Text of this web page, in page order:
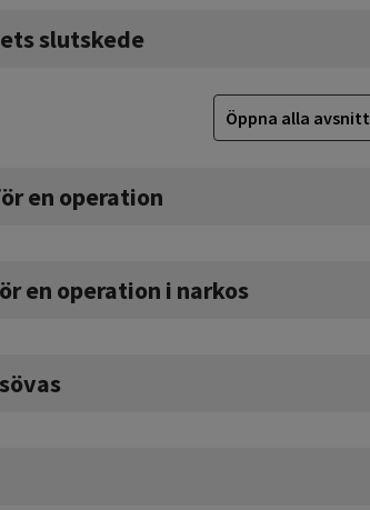
slutskede
Öppna alla avsnitt
en operation
en operation i narkos